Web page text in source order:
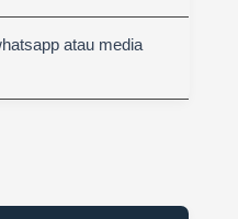
atau media